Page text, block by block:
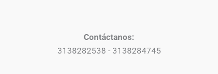
Contáctanos:
3138282538 - 3138284745